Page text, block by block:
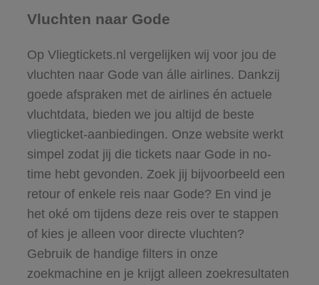
Vluchten naar Gode
Op Vliegtickets.nl vergelijken wij voor jou de
vluchten naar Gode van álle airlines. Dankzij
goede afspraken met de airlines én actuele
vluchtdata, bieden we jou altijd de beste
vliegticket-aanbiedingen. Onze website werkt
simpel zodat jij die tickets naar Gode in no-
time hebt gevonden. Zoek jij bijvoorbeeld een
retour of enkele reis naar Gode? En vind je
het oké om tijdens deze reis over te stappen
of kies je alleen voor directe vluchten?
Gebruik de handige filters in onze
zoekmachine en je krijgt alleen zoekresultaten